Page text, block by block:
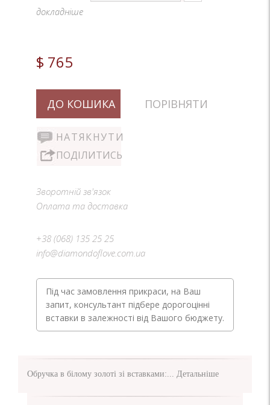
докладніше
$ 765
ДО КОШИКА ПОРІВНЯТИ
НАТЯКНУТИ
ПОДІЛИТИСЬ
Зворотній зв'язок
Оплата та доставка
+38 (068) 135 25 25
info@diamondoflove.com.ua
Під час замовлення прикраси, на Ваш
запит, консультант підбере дорогоцінні
вставки в залежності від Вашого бюджету.
Обручка в білому золоті зі вставками:... Детальніше